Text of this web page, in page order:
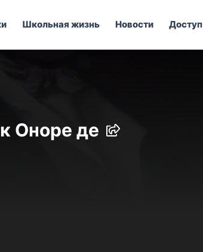
Школьная жизнь Новости Доступ
Оноре де